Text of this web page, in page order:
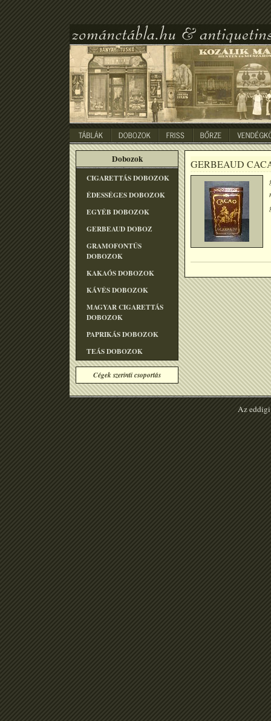
Dobozok
CIGARETTÁS DOBOZOK
ÉDESSÉGES DOBOZOK
EGYÉB DOBOZOK
GERBEAUD DOBOZ
GRAMOFONTÛS
DOBOZOK
KAKAÓS DOBOZOK
KÁVÉS DOBOZOK
MAGYAR CIGARETTÁS
DOBOZOK
PAPRIKÁS DOBOZOK
TEÁS DOBOZOK
Cégek szerinti csoportás
GERBEAUD
Az